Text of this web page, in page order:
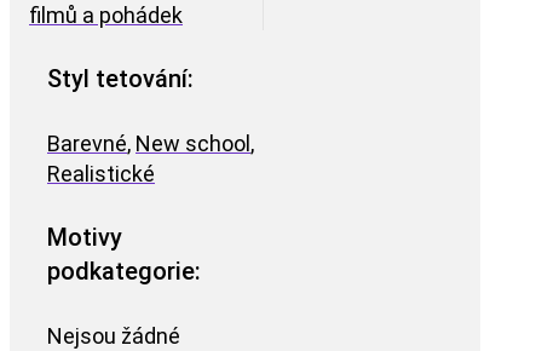
filmů a pohádek
Styl tetování:
Barevné, New school,
Realistické
Motivy
podkategorie:
Nejsou žádné